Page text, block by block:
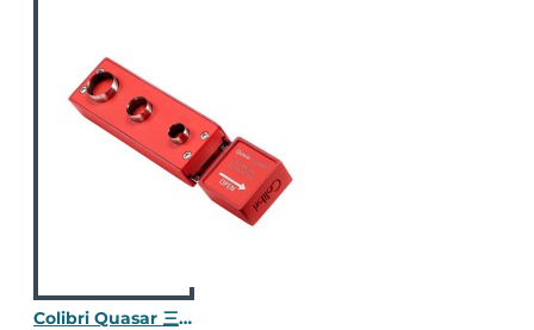
Colibri Quasar 三合一鑽孔器 (烈焰紅)